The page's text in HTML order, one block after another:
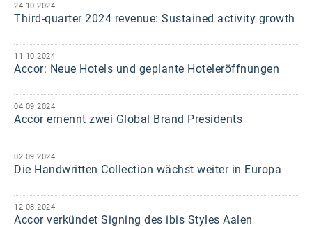
24.10.2024
Third-quarter 2024 revenue: Sustained activity growth
11.10.2024
Accor: Neue Hotels und geplante Hoteleröffnungen
04.09.2024
Accor ernennt zwei Global Brand Presidents
02.09.2024
Die Handwritten Collection wächst weiter in Europa
12.08.2024
Accor verkündet Signing des ibis Styles Aalen